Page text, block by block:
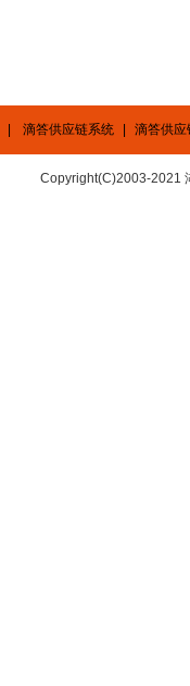
滴答供应链系统 滴答供
Copyright(C)2003-2021